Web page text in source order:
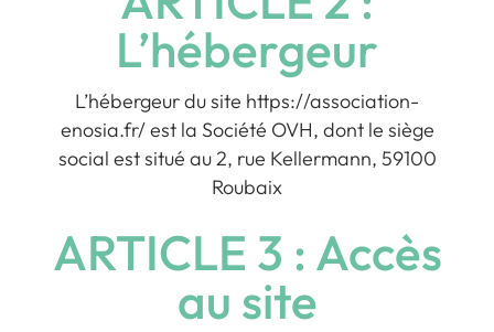
L’hébergeur
L’hébergeur du site https://association-
enosia.fr/ est la Société OVH, dont le siège
social est situé au 2, rue Kellermann, 59100
Roubaix
ARTICLE 3 : Accès
au site